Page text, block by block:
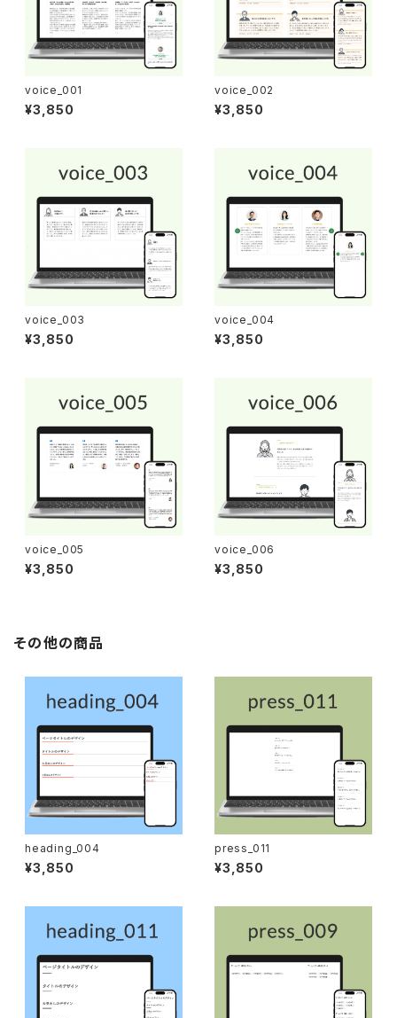
voice_001
¥3,850
voice_002
¥3,850
voice_003
¥3,850
voice_004
¥3,850
voice_005
¥3,850
voice_006
¥3,850
その他の商品
heading_004
¥3,850
press_011
¥3,850